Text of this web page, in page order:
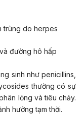
trùng do herpes
đường hô hấp
sinh như penicillins,
thường có sự
lỏng và tiêu chảy.
hưởng tạm thời.